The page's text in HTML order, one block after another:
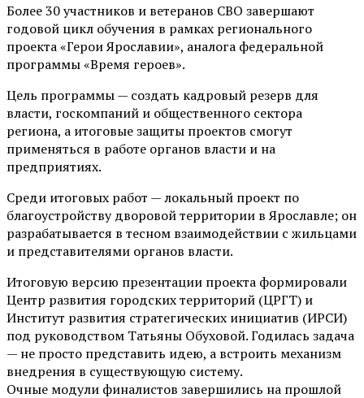
Более 30 участников и ветеранов СВО завершают
годовой цикл обучения в рамках регионального
проекта «Герои Ярославии», аналога федеральной
программы «Время героев».
Цель программы — создать кадровый резерв для
власти, госкомпаний и общественного сектора
региона, а итоговые защиты проектов смогут
применяться в работе органов власти и на
предприятиях.
Среди итоговых работ — локальный проект по
благоустройству дворовой территории в Ярославле; он
разрабатывается в тесном взаимодействии с жильцами
и представителями органов власти.
Итоговую версию презентации проекта формировали
Центр развития городских территорий (ЦРГТ) и
Институт развития стратегических инициатив (ИРСИ)
под руководством Татьяны Обуховой. Годилась задача
— не просто представить идею, а встроить механизм
внедрения в существующую систему.
Очные модули финалистов завершились на прошлой